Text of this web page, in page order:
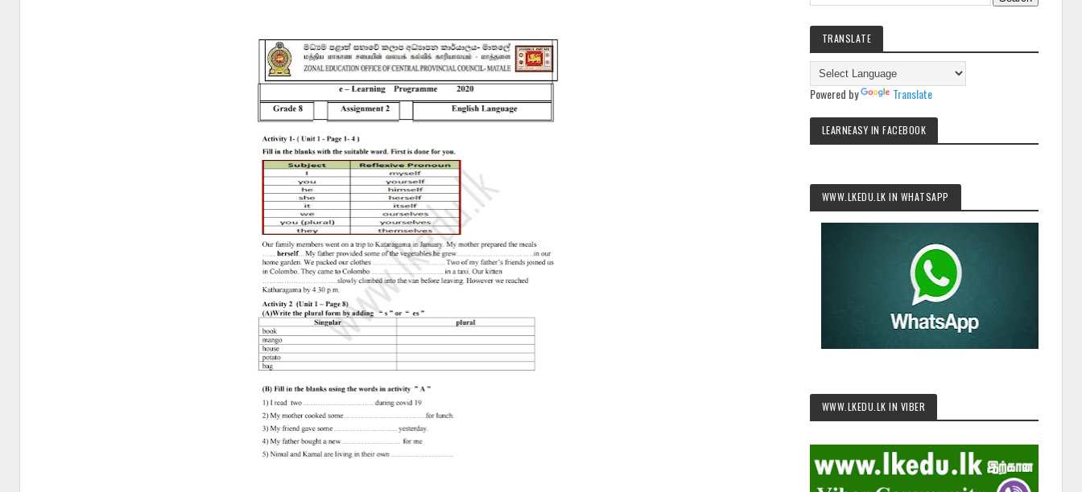
TRANSLATE
Powered by Translate
LEARNEASY IN FACEBOOK
WWW.LKEDU.LK IN WHATSAPP
WWW.LKEDU.LK IN VIBER